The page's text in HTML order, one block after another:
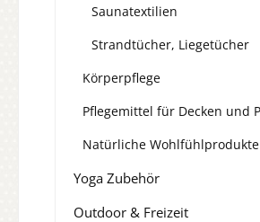
Saunatextilien
Strandtücher, Liegetücher
Körperpflege
Pflegemittel für Decken und
Natürliche Wohlfühlprodukte
Yoga Zubehör
Outdoor & Freizeit